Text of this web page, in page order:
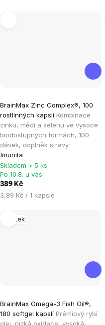
BrainMax Zinc Complex®, 100
rostlinných kapslí Kombinace
zinku, mědi a selenu ve vysoce
biodostupných formách, 100
dávek, doplněk stravy
Imunita
hodnocení
produktu
je
4,9
z
5
hvězdiček.
Skladem > 5 ks
Po 10.8. u vás
389 Kč
Měrná
3,89 Kč / 1 kapsle
Mozek
BrainMax Omega-3 Fish Oil®,
180 softgel kapslí Prémiový rybí
hodnocení
produktu